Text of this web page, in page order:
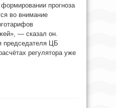
прогноза
во внимание
— сказал он.
председателя ЦБ
регулятора уже